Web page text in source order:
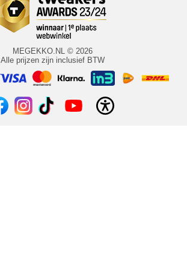
MEGEKKO.NL © 2026
Alle prijzen zijn inclusief BTW